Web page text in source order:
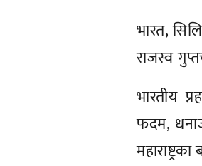
भारत,
राजस्व
भारतीय
फदम,